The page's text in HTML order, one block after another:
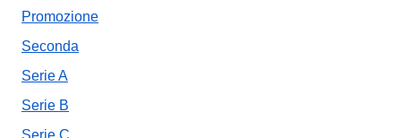
Promozione
Seconda
Serie A
Serie B